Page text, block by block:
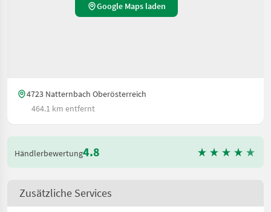
Google Maps laden
4723 Natternbach Oberösterreich
464.1 km entfernt
Händlerbewertung4.8
Zusätzliche Services